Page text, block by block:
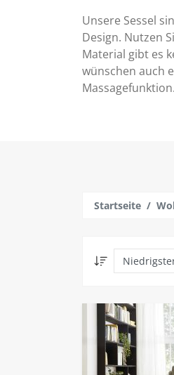
Unsere Sessel
Design. Nutzen
Material gibt es
wünschen auch
Massagefunktion.
Startseite